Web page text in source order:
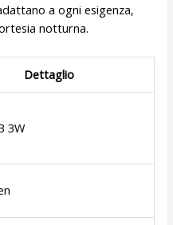
a ogni esigenza,
notturna.
Dettaglio
3W